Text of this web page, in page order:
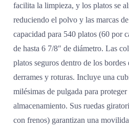
facilita la limpieza, y los platos se
reduciendo el polvo y las marcas
capacidad para 540 platos (60 por
de hasta 6 7/8″ de diámetro. Las
platos seguros dentro de los
derrames y roturas. Incluye una
milésimas de pulgada para
almacenamiento. Sus ruedas
con frenos) garantizan una